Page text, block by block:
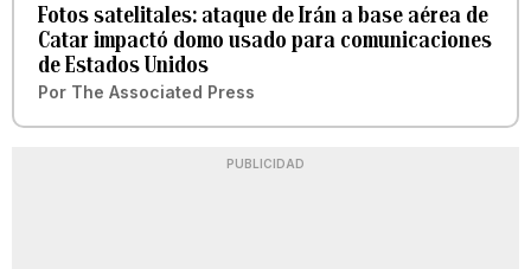
Fotos satelitales: ataque de Irán a base aérea de
Catar impactó domo usado para comunicaciones
de Estados Unidos
Por The Associated Press
PUBLICIDAD